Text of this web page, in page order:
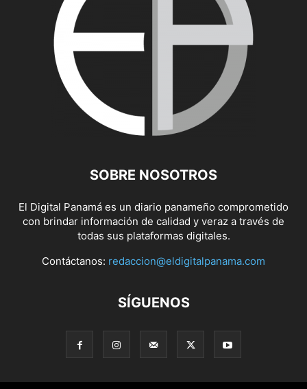
SOBRE NOSOTROS
El Digital Panamá es un diario panameño comprometido
con brindar información de calidad y veraz a través de
todas sus plataformas digitales.
Contáctanos: redaccion@eldigitalpanama.com
SÍGUENOS